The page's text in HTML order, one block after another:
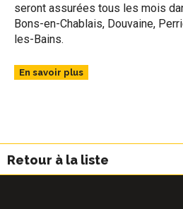
seront assurées tous les mois
Bons-en-Chablais, Douvaine,
les-Bains.
En savoir plus
Retour à la liste